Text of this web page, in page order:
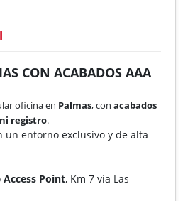
CON ACABADOS AAA
oficina en Palmas, con acabados
registro.
un entorno exclusivo y de alta
Access Point, Km 7 vía Las